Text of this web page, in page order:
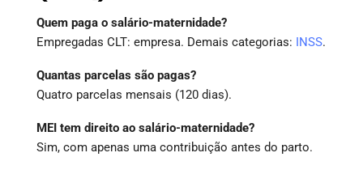
Quem paga o salário-maternidade?
Empregadas CLT: empresa. Demais categorias: INSS.
Quantas parcelas são pagas?
Quatro parcelas mensais (120 dias).
MEI tem direito ao salário-maternidade?
Sim, com apenas uma contribuição antes do parto.